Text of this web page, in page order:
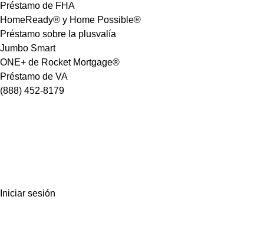
Préstamo de FHA
HomeReady® y Home Possible®
Préstamo sobre la plusvalía
Jumbo Smart
ONE+ de Rocket Mortgage®
Préstamo de VA
(888) 452-8179
Iniciar sesión